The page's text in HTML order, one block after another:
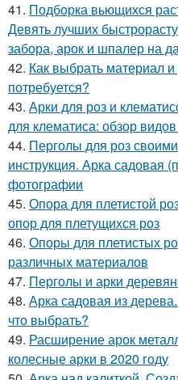
41. Подборка вьющихся
Девять лучших
забора, арок и шпалер на
42. Как выбрать материал
потребуется?
43. Арки для роз и
для клематиса: обзор
44. Перголы для роз
инструкция. Арка садовая
фотографии
45. Опора для плетистой
опор для плетущихся роз
46. Опоры для плетистых
различных материалов
47. Перголы и арки
48. Арка садовая из
что выбрать?
49. Расширение арок
колесные арки в 2020 году